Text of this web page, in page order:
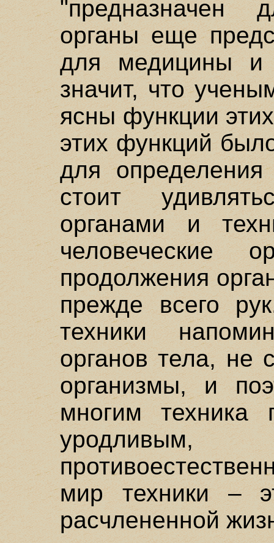
"предназначен
органы еще
для медицины и
значит, что
ясны функции
этих функций
для
стоит
органами и
человеческие
продолжения
прежде всего
техники
органов тела, не
организмы, и
многим техника
уродливым,
мир техники –
расчлененной